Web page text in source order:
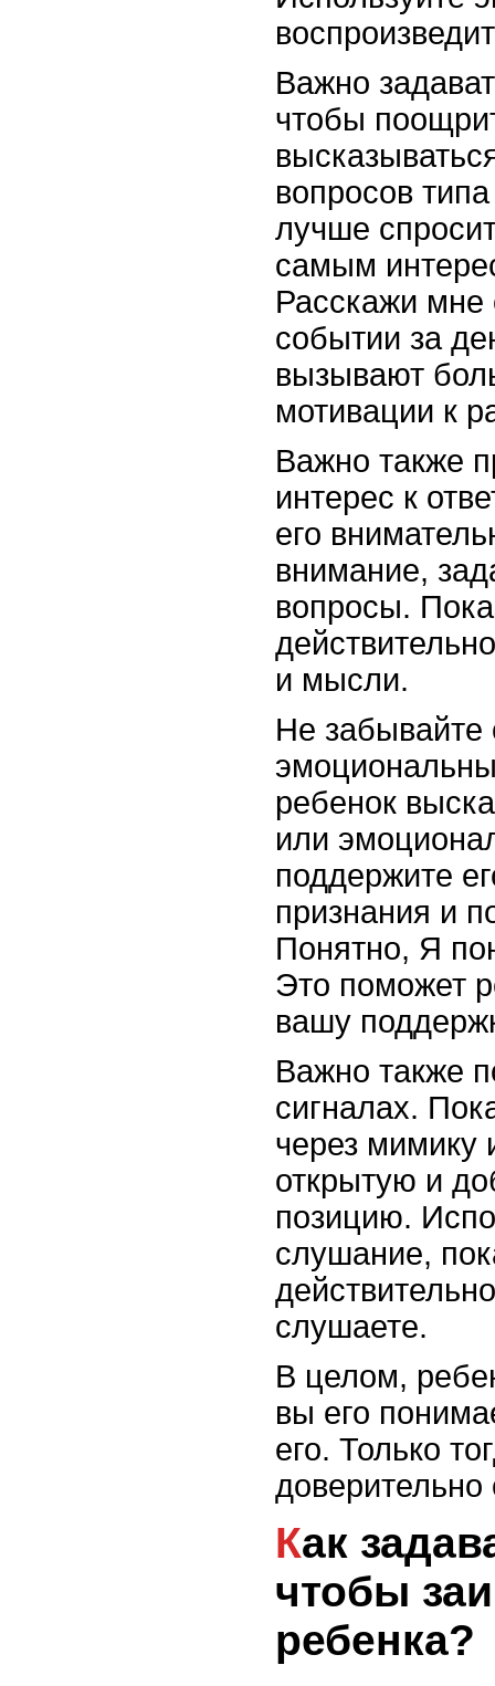
Важно
чтобы
вопросов
лучше
самым
Расскажи
событии за
вызывают
мотивации к
Важно также
интерес к
его
внимание,
вопросы.
и мысли.
Не забывайте
ребенок
или
поддержите
признания и
Понятно, Я
Это поможет
вашу
Важно также
сигналах.
через мимику
открытую и
позицию.
слушание,
слушаете.
В целом,
вы его
его. Только
Как задавать вопросы,
чтобы
ребенка?